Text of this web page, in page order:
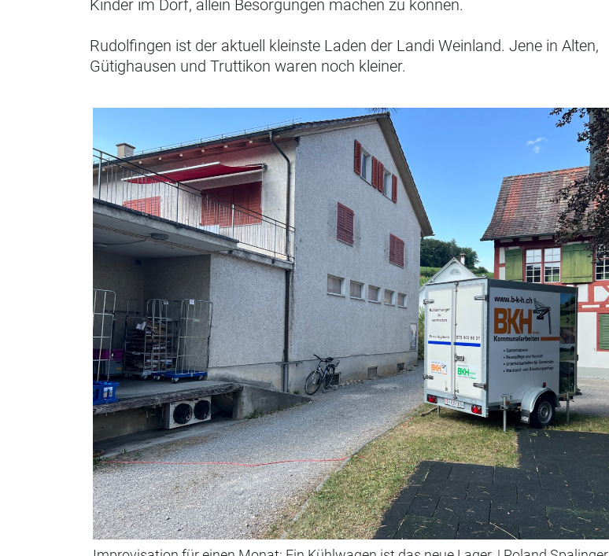
Kinder im Dorf, allein Besorgungen machen zu können.
Rudolfingen ist der aktuell kleinste Laden der Landi Weinland. Jene in Alten,
Gütighausen und Truttikon waren noch kleiner.